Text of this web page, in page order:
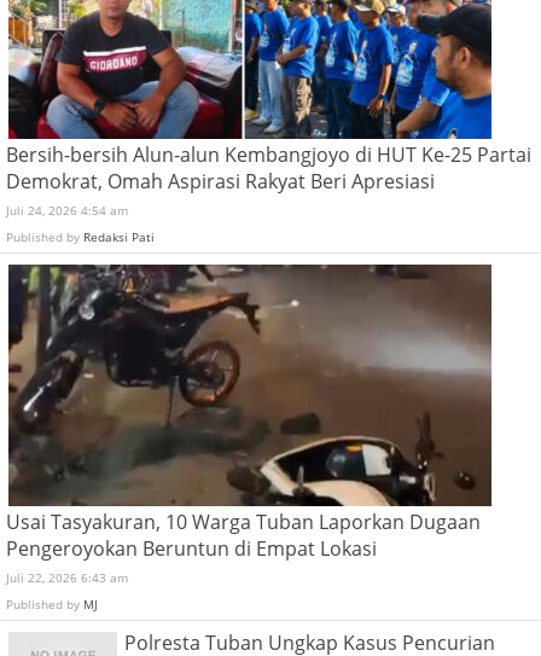
Bersih-bersih Alun-alun Kembangjoyo di HUT Ke-25 Partai
Demokrat, Omah Aspirasi Rakyat Beri Apresiasi
Juli 24, 2026 4:54 am
Published by Redaksi Pati
Usai Tasyakuran, 10 Warga Tuban Laporkan Dugaan
Pengeroyokan Beruntun di Empat Lokasi
Juli 22, 2026 6:43 am
Published by MJ
Polresta Tuban Ungkap Kasus Pencurian